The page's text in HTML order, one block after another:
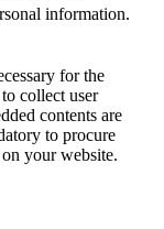
information.
for the
collect user
contents are
to procure
your website.